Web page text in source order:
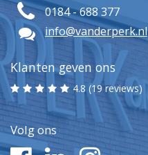
0184 - 688 377
info@vanderperk.nl
Klanten geven ons
4.8 (19 reviews)
Volg ons